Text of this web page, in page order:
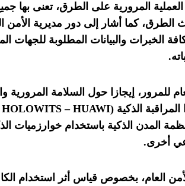
المرورية على الطرق، تعنى بها
كما أشار إلى دور مديرية الأمن
الخبرات والبيانات المطلوبة للجهات
للمرور، إيجازا حول السلامة المرورية
المدن الذكية باستخدام خوارزميات
أخرى.
العام، بخصوص قياس أثر استخدام